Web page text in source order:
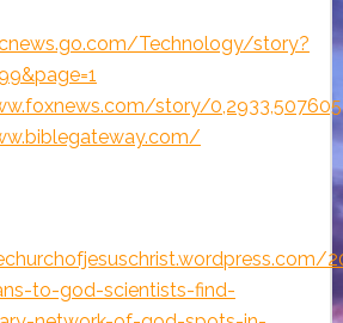
Technology/story?
story/
to-god-scientists-find-